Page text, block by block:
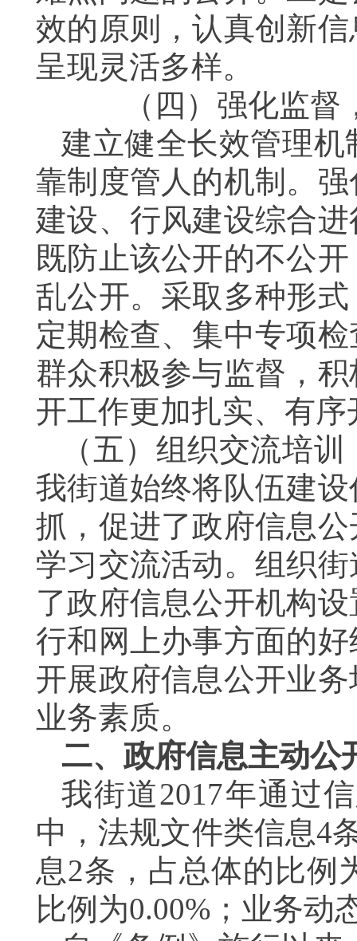
效的原则，认真创新
呈现灵活多样。
（四） 强化监督
建立健全长效管理
靠制度管人的机制。
建设、行风建设综合
既防止该公开的不公
乱公开。采取多种形
定期检查、集中专项
群众积极参与监督，
开工作更加扎实、有序
（五）组织交流培
我街道始终将队伍建
抓，促进了政府信息
学习交流活动。组织
了政府信息公开机构
行和网上办事方面的
开展政府信息公开业
业务素质。
二、政府信息主动公
我街道2017年通过
中，法规文件类信息4
息2条，占总体的比例
比例为0.00% ；业务动